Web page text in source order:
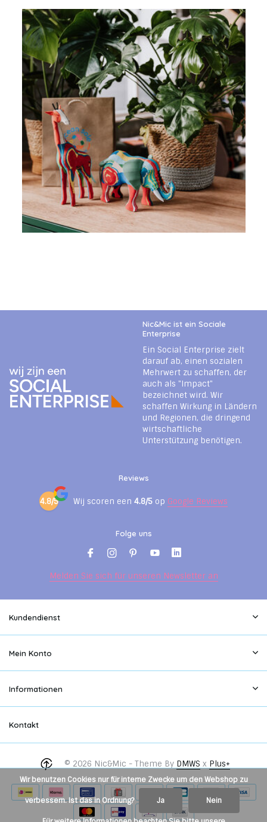
Nic&Mic ist ein Sociale
Enterprise
Ein Social Enterprise zielt
darauf ab, einen sozialen
Mehrwert zu schaffen, der
auch als "Impact"
bezeichnet wird. Wir
schaffen Wirkung in Ländern
und Regionen, die dringend
wirtschaftliche
Unterstützung benötigen.
Reviews
4.8/5 Wij scoren een 4.8/5 op Google Reviews
Folge uns
Melden Sie sich für unseren Newsletter an
Kundendienst
Mein Konto
Informationen
Kontakt
© 2026 Nic&Mic - Theme By DMWS x Plus+
Wir benutzen Cookies nur für interne Zwecke um den Webshop zu
verbessern. Ist das in Ordnung? Ja Nein